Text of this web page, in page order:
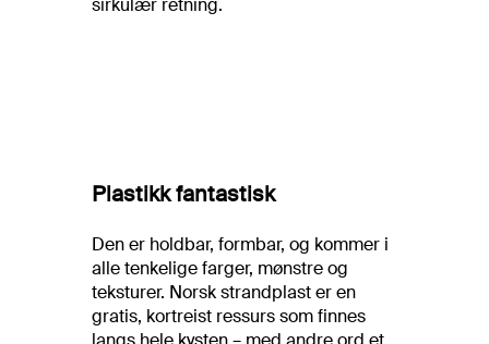
Plastikk fantastisk
Den er holdbar, formbar, og kommer i
alle tenkelige farger, mønstre og
teksturer. Norsk strandplast er en
gratis, kortreist ressurs som finnes
sirkulær retning.